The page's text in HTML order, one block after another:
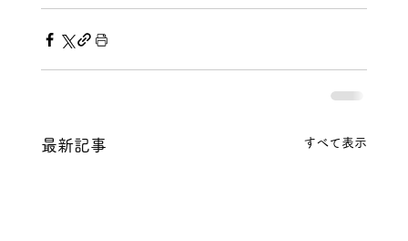
最新記事 すべて表示